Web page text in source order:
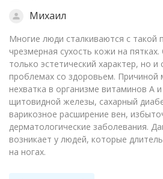
Михаил
Многие люди сталкиваются с такой
чрезмерная сухость кожи на
только эстетический характер, но и
проблемах со здоровьем.
нехватка в организме витаминов А
щитовидной железы, сахарный
варикозное расширение вен,
дерматологические заболевания.
возникает у людей, которые
на ногах.